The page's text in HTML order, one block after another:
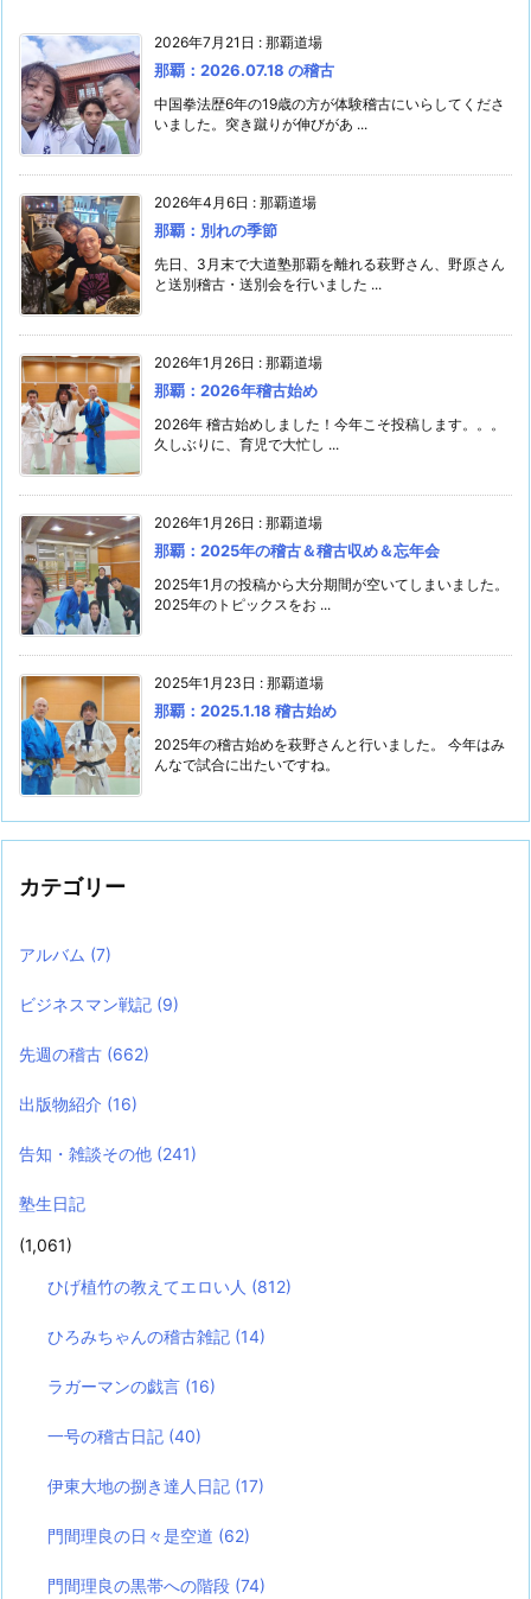
2026年7月21日 : 那覇道場
那覇：2026.07.18 の稽古
中国拳法歴6年の19歳の方が体験稽古にいらしてくださ
いました。突き蹴りが伸びがあ ...
2026年4月6日 : 那覇道場
那覇：別れの季節
先日、3月末で大道塾那覇を離れる萩野さん、野原さん
と送別稽古・送別会を行いました ...
2026年1月26日 : 那覇道場
那覇：2026年稽古始め
2026年 稽古始めしました！今年こそ投稿します。。。
久しぶりに、育児で大忙し ...
2026年1月26日 : 那覇道場
那覇：2025年の稽古＆稽古収め＆忘年会
2025年1月の投稿から大分期間が空いてしまいました。
2025年のトピックスをお ...
2025年1月23日 : 那覇道場
那覇：2025.1.18 稽古始め
2025年の稽古始めを萩野さんと行いました。 今年はみ
んなで試合に出たいですね。
カテゴリー
アルバム (7)
ビジネスマン戦記 (9)
先週の稽古 (662)
出版物紹介 (16)
告知・雑談その他 (241)
塾生日記
(1,061)
ひげ植竹の教えてエロい人 (812)
ひろみちゃんの稽古雑記 (14)
ラガーマンの戯言 (16)
一号の稽古日記 (40)
伊東大地の捌き達人日記 (17)
門間理良の日々是空道 (62)
門間理良の黒帯への階段 (74)